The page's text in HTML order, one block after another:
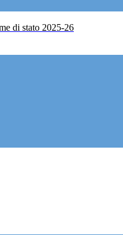
di stato 2025-26